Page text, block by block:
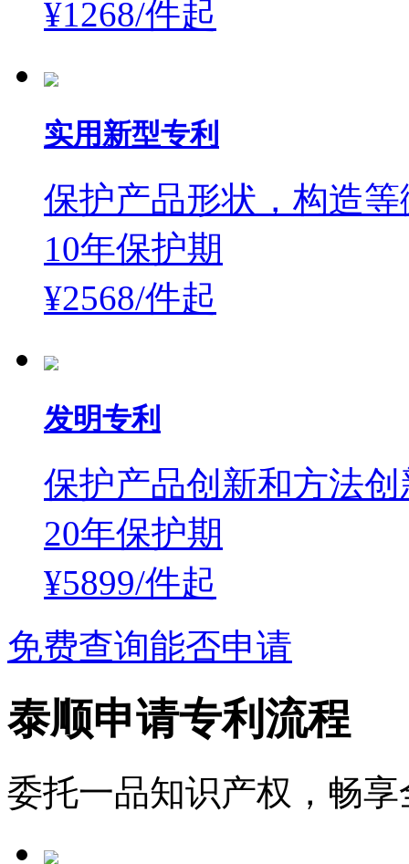
¥1268/件起
实用新型专利
保护产品形状，构造
10年保护期
¥2568/件起
发明专利
保护产品创新和方法创
20年保护期
¥5899/件起
免费查询能否申请
泰顺申请专利流程
委托一品知识产权，畅